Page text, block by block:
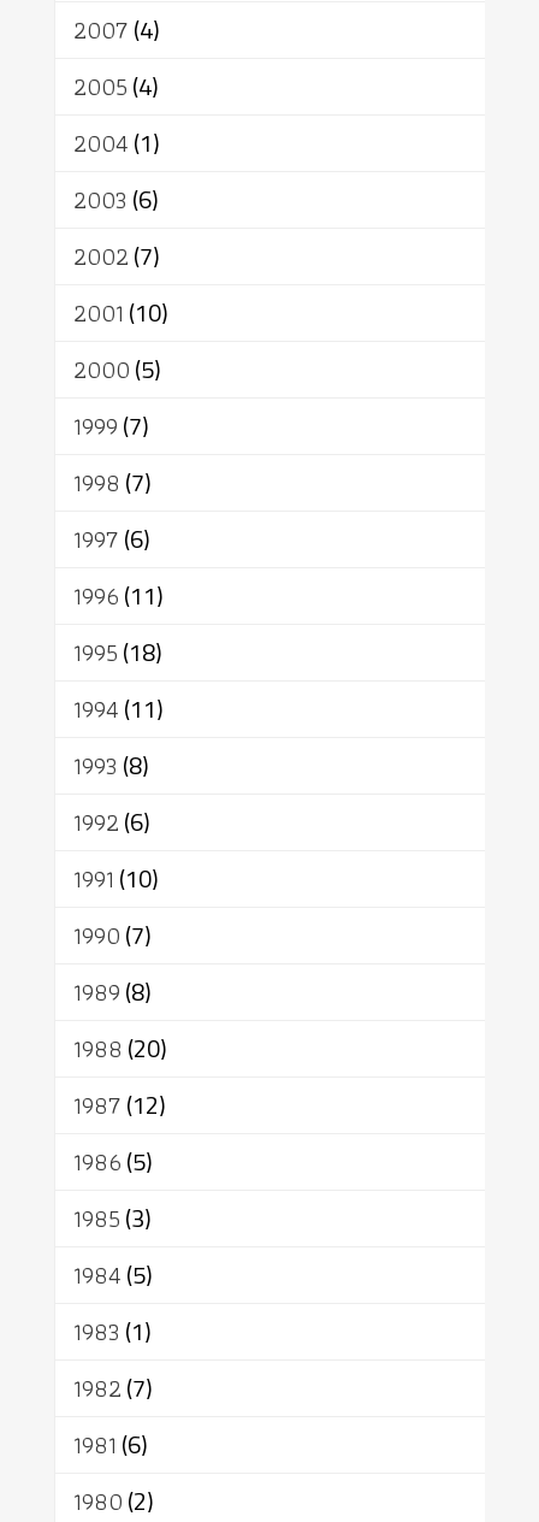
2007(4)
2005(4)
2004(1)
2003 (6)
2002(7)
2001 (10)
2000(5)
1999(7)
1998 (7)
1997(6)
1996(11)
1995(18)
1994(11)
1993 (8)
1992(6)
1991 (10)
1990(7)
1989(8)
1988 (20)
1987(12)
1986(5)
1985(3)
1984(5)
1983 (1)
1982(7)
1981 (6)
1980(2)